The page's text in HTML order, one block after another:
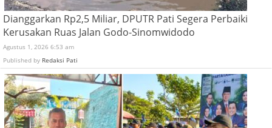
Dianggarkan Rp2,5 Miliar, DPUTR Pati Segera Perbaiki
Kerusakan Ruas Jalan Godo-Sinomwidodo
Agustus 1, 2026 6:53 am
Published by Redaksi Pati